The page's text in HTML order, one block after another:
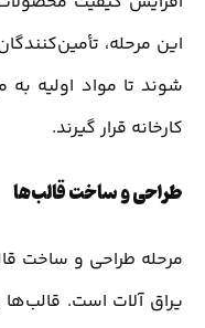
این مرحله،
شوند تا مواد اولیه
کارخانه قرار گیرند.
طراحی و ساخت قالب‌ها
مرحله طراحی و ساخت
یراق آلات است. قالب‌ها